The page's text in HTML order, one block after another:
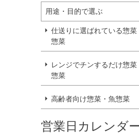
用途・目的で選ぶ
仕送りに選ばれている惣菜
惣菜
レンジでチンするだけ惣菜
惣菜
高齢者向け惣菜・魚惣菜
営業日カレンダ